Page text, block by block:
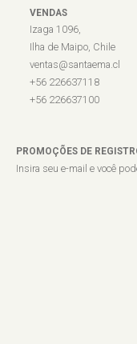
VENDAS
Izaga 1096,
Ilha de Maipo, Chile
ventas@santaema.cl
+56 226637118
+56 226637100
PROMOÇÕES DE
Insira seu e-mail e você